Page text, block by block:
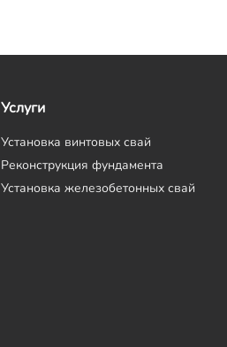
Услуги
Установка винтовых свай
Реконструкция фундамента
Установка железобетонных свай